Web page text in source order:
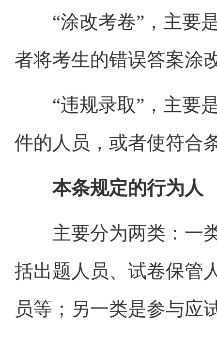
“涂改考卷”，主要是
者将考生的错误答案涂
“违规录取”，主要是
件的人员，或者使符合
本条规定的行为人
主要分为两类：一类
括出题人员、试卷保管
员等；另一类是参与应